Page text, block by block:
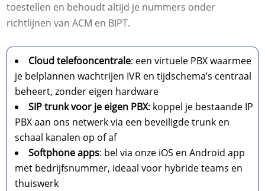
toestellen en behoudt altijd je nummers onder
richtlijnen van ACM en BIPT.
Cloud telefooncentrale: een virtuele PBX waarmee
je belplannen wachtrijen IVR en tijdschema’s centraal
beheert, zonder eigen hardware
SIP trunk voor je eigen PBX: koppel je bestaande IP
PBX aan ons netwerk via een beveiligde trunk en
schaal kanalen op of af
Softphone apps: bel via onze iOS en Android app
met bedrijfsnummer, ideaal voor hybride teams en
thuiswerk